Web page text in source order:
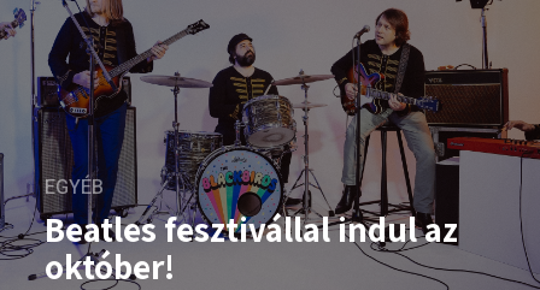
EGYÉB
Beatles fesztivállal indul az
október!